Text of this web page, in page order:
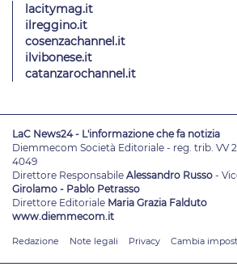
lacitymag.it
ilreggino.it
cosenzachannel.it
ilvibonese.it
catanzarochannel.it
LaC News24 - L'informazione che fa notizia
Diemmecom Società Editoriale - reg. trib. VV
4049
Direttore Responsabile Alessandro Russo -
Girolamo - Pablo Petrasso
Direttore Editoriale Maria Grazia Falduto
www.diemmecom.it
Redazione Note legali Privacy Cambia